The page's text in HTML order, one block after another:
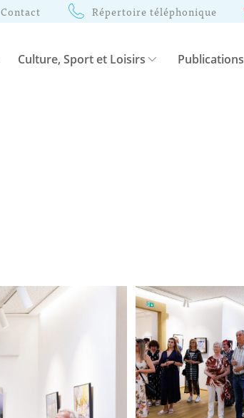
Contact Répertoire téléphonique
Culture, Sport et Loisirs Publications